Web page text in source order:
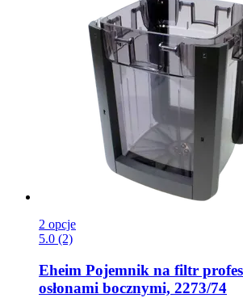
2 opcje
5.0 (2)
Eheim Pojemnik na filtr
osłonami bocznymi, 2273/74